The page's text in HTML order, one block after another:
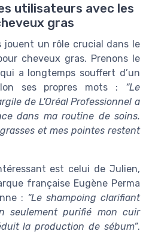
utilisateurs avec les
gras
jouent un rôle crucial dans le
cheveux gras. Prenons le
a longtemps souffert d’un
ses propres mots : “Le
de L'Oréal Professionnel a
dans ma routine de soins.
et mes pointes restent
est celui de Julien,
française Eugène Perma
: “Le shampoing clarifiant
seulement purifié mon cuir
la production de sébum”.